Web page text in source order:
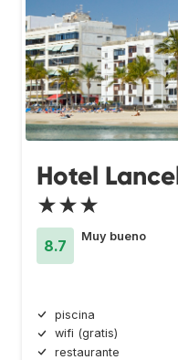
Hotel
★★★
8.7
Muy bueno
piscina
wifi (gratis)
restaurante